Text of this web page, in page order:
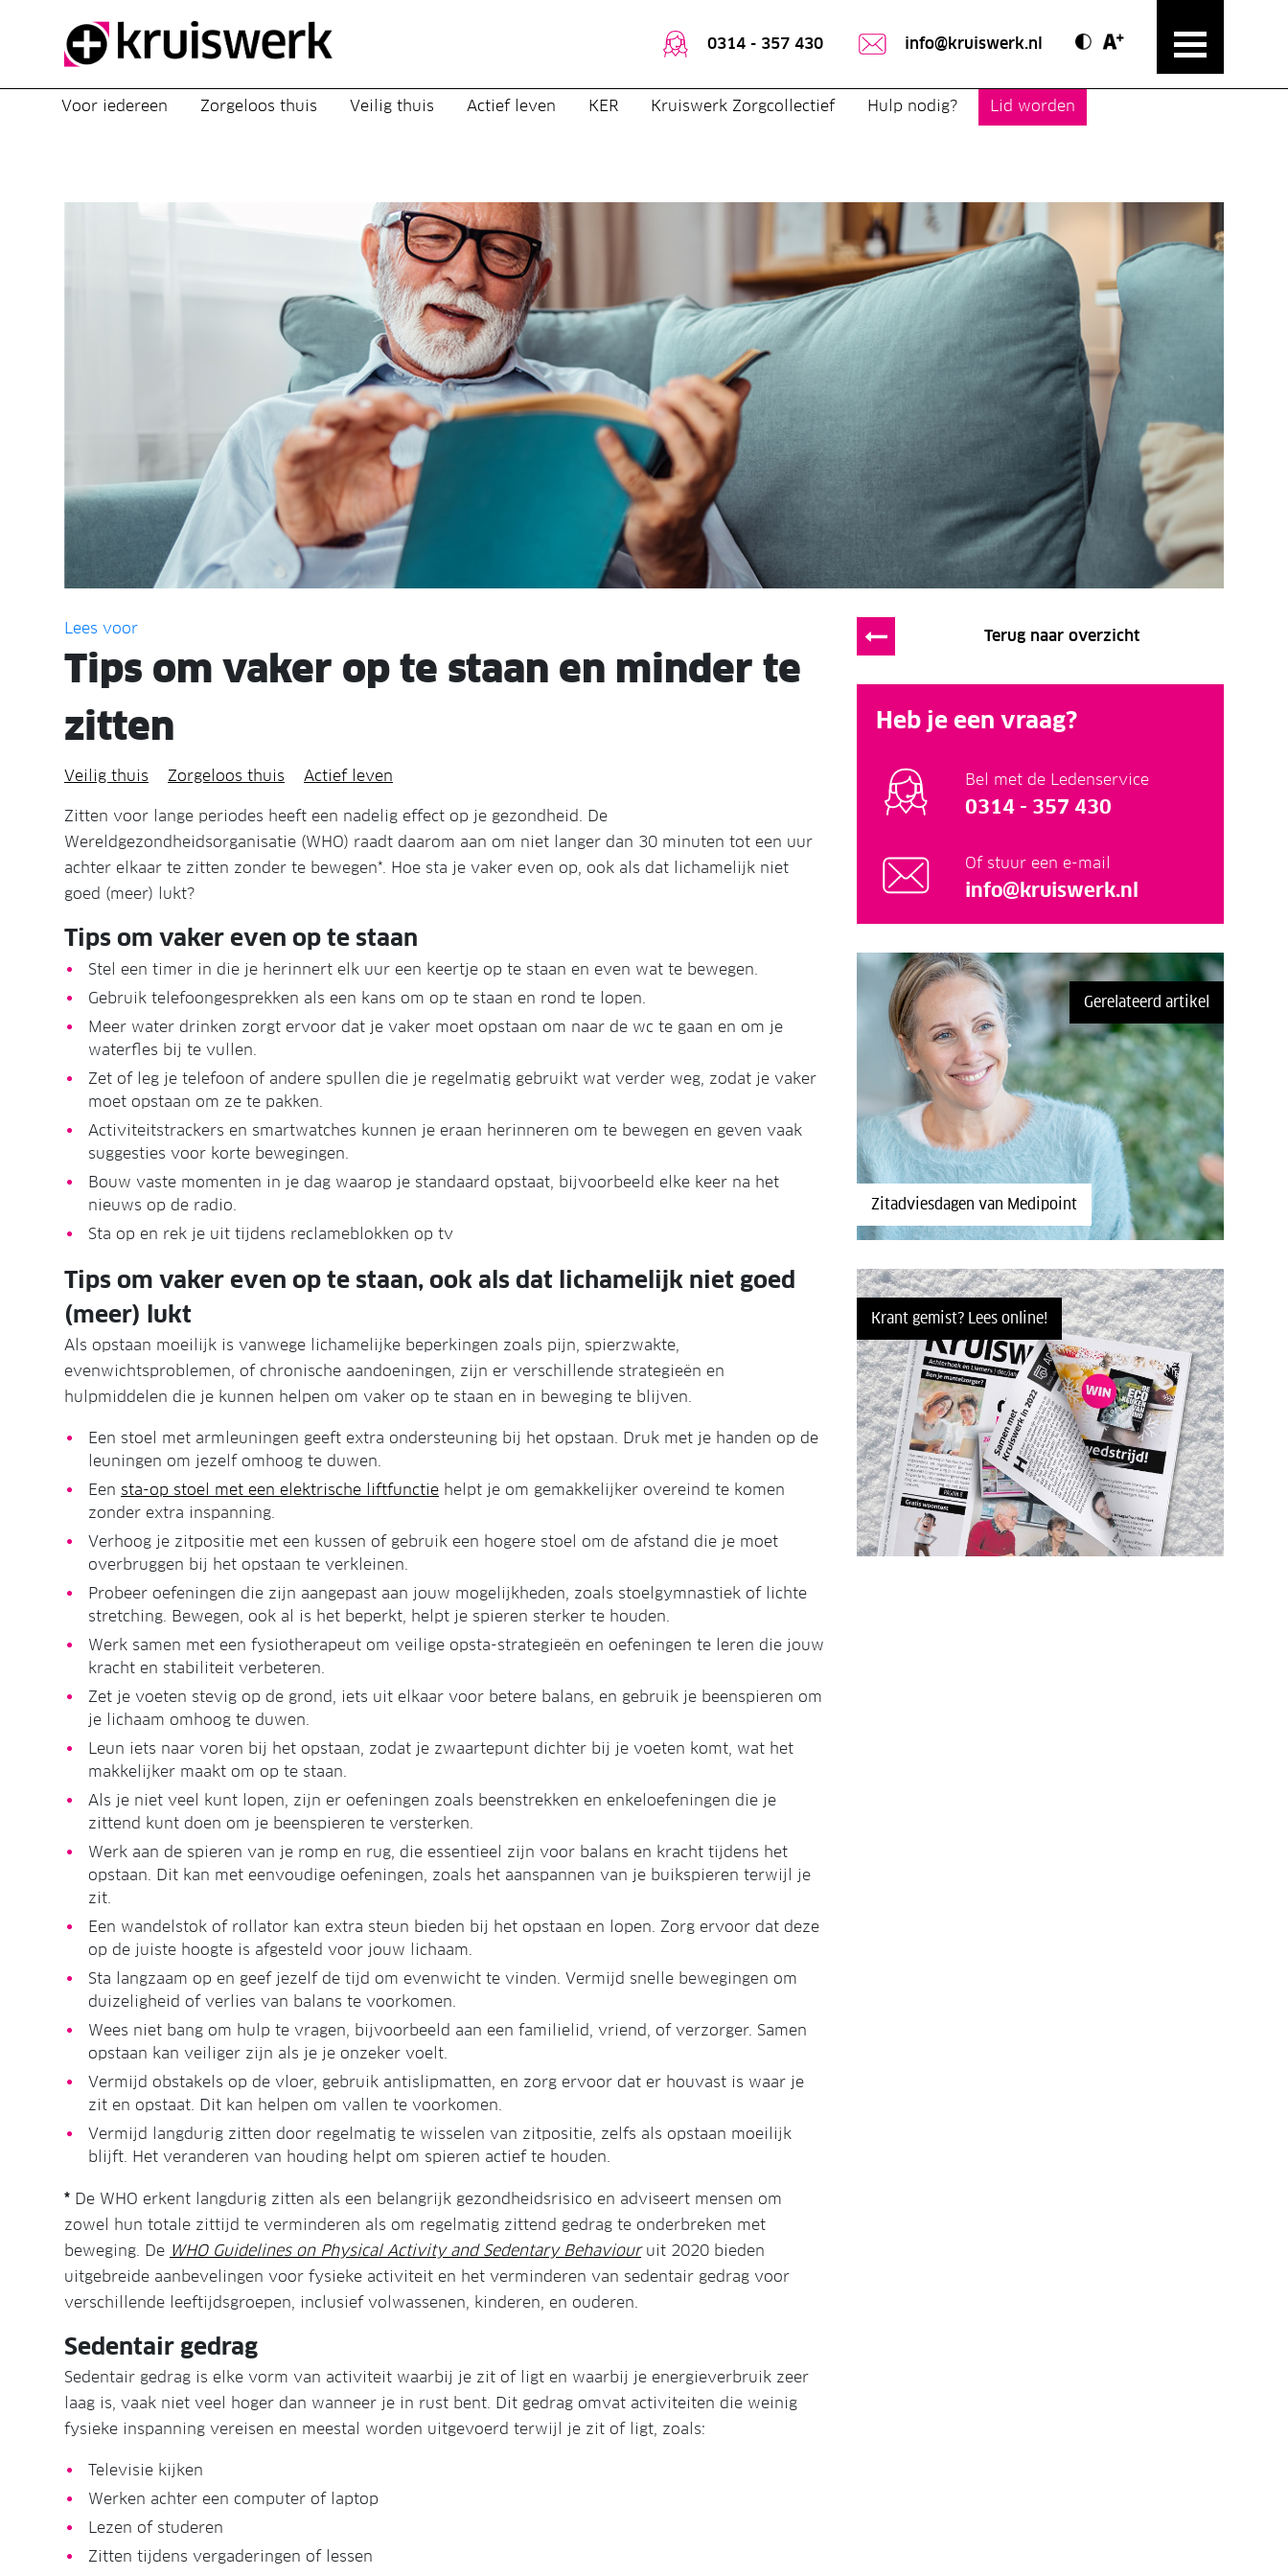
Direct door naar content 0314 - 357 430 info@kruiswerk.nl Contrast modus
Text vergroten
Voor iedereen Zorgeloos thuis Veilig thuis Actief leven KER Kruiswerk Zorgcollectief Hulp nodig? Lid worden
Lees voor
Tips om vaker op te staan en minder te
zitten
Veilig thuis Zorgeloos thuis
Actief leven
Zitten voor lange periodes heeft een nadelig effect op je gezondheid. De
Wereldgezondheidsorganisatie (WHO) raadt daarom aan om niet langer dan 30 minuten tot een uur
achter elkaar te zitten zonder te bewegen*. Hoe sta je vaker even op, ook als dat lichamelijk niet
goed (meer) lukt?
Tips om vaker even op te staan
Stel een timer in die je herinnert elk uur een keertje op te staan en even wat te bewegen.
Gebruik telefoongesprekken als een kans om op te staan en rond te lopen.
Meer water drinken zorgt ervoor dat je vaker moet opstaan om naar de wc te gaan en om je
waterfles bij te vullen.
Zet of leg je telefoon of andere spullen die je regelmatig gebruikt wat verder weg, zodat je vaker
moet opstaan om ze te pakken.
Activiteitstrackers en smartwatches kunnen je eraan herinneren om te bewegen en geven vaak
suggesties voor korte bewegingen.
Bouw vaste momenten in je dag waarop je standaard opstaat, bijvoorbeeld elke keer na het
nieuws op de radio.
Sta op en rek je uit tijdens reclameblokken op tv
Tips om vaker even op te staan, ook als dat lichamelijk niet goed
(meer) lukt
Als opstaan moeilijk is vanwege lichamelijke beperkingen zoals pijn, spierzwakte,
evenwichtsproblemen, of chronische aandoeningen, zijn er verschillende strategieën en
hulpmiddelen die je kunnen helpen om vaker op te staan en in beweging te blijven.
Een stoel met armleuningen geeft extra ondersteuning bij het opstaan. Druk met je handen op de
leuningen om jezelf omhoog te duwen.
Een sta-op stoel met een elektrische liftfunctie helpt je om gemakkelijker overeind te komen
zonder extra inspanning.
Verhoog je zitpositie met een kussen of gebruik een hogere stoel om de afstand die je moet
overbruggen bij het opstaan te verkleinen.
Probeer oefeningen die zijn aangepast aan jouw mogelijkheden, zoals stoelgymnastiek of lichte
stretching. Bewegen, ook al is het beperkt, helpt je spieren sterker te houden.
Werk samen met een fysiotherapeut om veilige opsta-strategieën en oefeningen te leren die jouw
kracht en stabiliteit verbeteren.
Zet je voeten stevig op de grond, iets uit elkaar voor betere balans, en gebruik je beenspieren om
je lichaam omhoog te duwen.
Leun iets naar voren bij het opstaan, zodat je zwaartepunt dichter bij je voeten komt, wat het
makkelijker maakt om op te staan.
Als je niet veel kunt lopen, zijn er oefeningen zoals beenstrekken en enkeloefeningen die je
zittend kunt doen om je beenspieren te versterken.
Werk aan de spieren van je romp en rug, die essentieel zijn voor balans en kracht tijdens het
opstaan. Dit kan met eenvoudige oefeningen, zoals het aanspannen van je buikspieren terwijl je
zit.
Een wandelstok of rollator kan extra steun bieden bij het opstaan en lopen. Zorg ervoor dat deze
op de juiste hoogte is afgesteld voor jouw lichaam.
Sta langzaam op en geef jezelf de tijd om evenwicht te vinden. Vermijd snelle bewegingen om
duizeligheid of verlies van balans te voorkomen.
Wees niet bang om hulp te vragen, bijvoorbeeld aan een familielid, vriend, of verzorger. Samen
opstaan kan veiliger zijn als je je onzeker voelt.
Vermijd obstakels op de vloer, gebruik antislipmatten, en zorg ervoor dat er houvast is waar je
zit en opstaat. Dit kan helpen om vallen te voorkomen.
Vermijd langdurig zitten door regelmatig te wisselen van zitpositie, zelfs als opstaan moeilijk
blijft. Het veranderen van houding helpt om spieren actief te houden.
* De WHO erkent langdurig zitten als een belangrijk gezondheidsrisico en adviseert mensen om
zowel hun totale zittijd te verminderen als om regelmatig zittend gedrag te onderbreken met
beweging. De WHO Guidelines on Physical Activity and Sedentary Behaviouruit 2020 bieden
uitgebreide aanbevelingen voor fysieke activiteit en het verminderen van sedentair gedrag voor
verschillende leeftijdsgroepen, inclusief volwassenen, kinderen, en ouderen.
Sedentair gedrag
Sedentair gedrag is elke vorm van activiteit waarbij je zit of ligt en waarbij je energieverbruik zeer
laag is, vaak niet veel hoger dan wanneer je in rust bent. Dit gedrag omvat activiteiten die weinig
fysieke inspanning vereisen en meestal worden uitgevoerd terwijl je zit of ligt, zoals:
Televisie kijken
Werken achter een computer of laptop
Lezen of studeren
Zitten tijdens vergaderingen of lessen
Terug naar overzicht
Heb je een vraag?
Bel met de Ledenservice
0314 - 357 430
Of stuur een e-mail
info@kruiswerk.nl
Gerelateerd artikel
Zitadviesdagen van Medipoint
Krant gemist? Lees online!